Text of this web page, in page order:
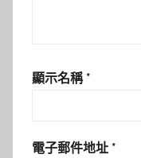
顯示名稱 *
電子郵件地址 *